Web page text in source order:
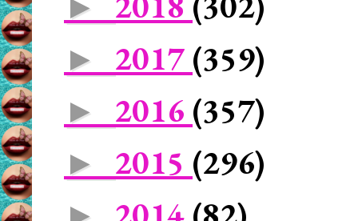
► 2017 (359)
► 2016 (357)
► 2015 (296)